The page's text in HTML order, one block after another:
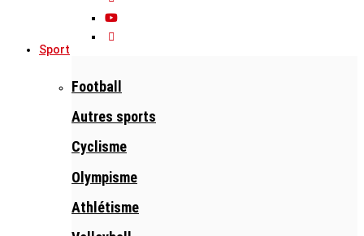
Sport
Football
Autres sports
Cyclisme
Olympisme
Athlétisme